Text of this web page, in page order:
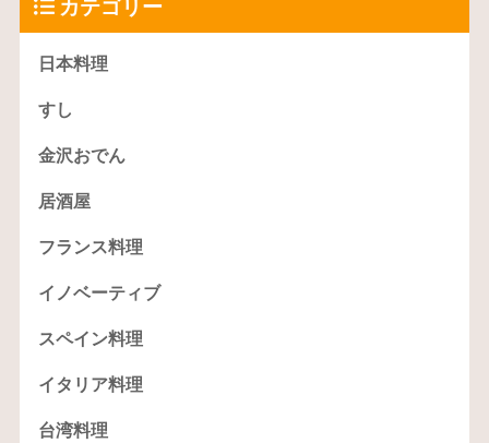
カテゴリー
日本料理
すし
金沢おでん
居酒屋
フランス料理
イノベーティブ
スペイン料理
イタリア料理
台湾料理